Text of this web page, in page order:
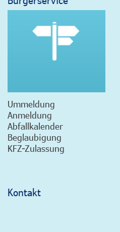
Ummeldung
Anmeldung
Abfallkalender
Beglaubigung
KFZ-Zulassung
Kontakt